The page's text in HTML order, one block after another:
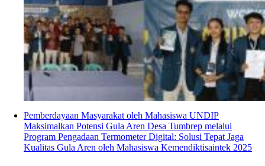
Pemberdayaan Masyarakat oleh Mahasiswa UNDIP
Maksimalkan Potensi Gula Aren Desa Tumbrep melalui
Program Pengadaan Termometer Digital: Solusi Tepat Jaga
Kualitas Gula Aren oleh Mahasiswa Kemendiktisaintek 2025